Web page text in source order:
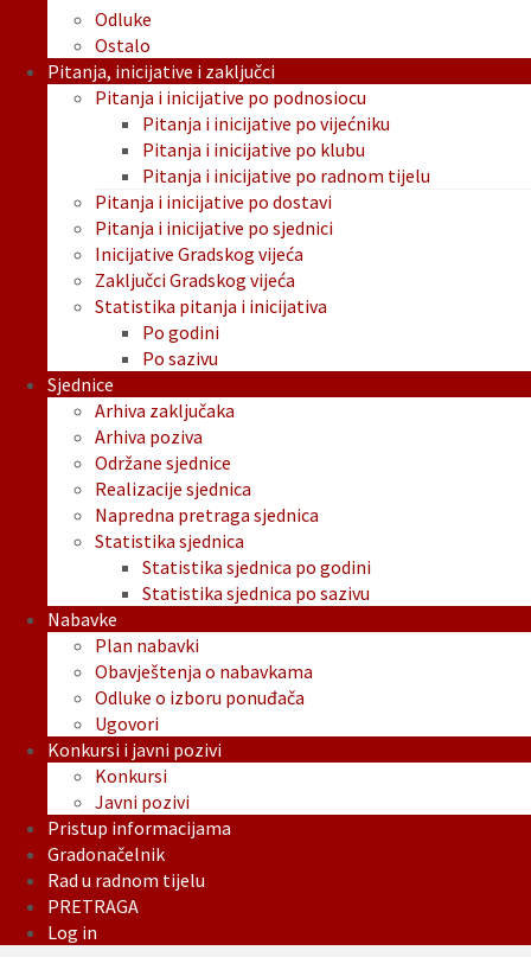
Odluke
Ostalo
Pitanja, inicijative i zaključci
Pitanja i inicijative po podnosiocu
Pitanja i inicijative po vijećniku
Pitanja i inicijative po klubu
Pitanja i inicijative po radnom tijelu
Pitanja i inicijative po dostavi
Pitanja i inicijative po sjednici
Inicijative Gradskog vijeća
Zaključci Gradskog vijeća
Statistika pitanja i inicijativa
Po godini
Po sazivu
Sjednice
Arhiva zaključaka
Arhiva poziva
Održane sjednice
Realizacije sjednica
Napredna pretraga sjednica
Statistika sjednica
Statistika sjednica po godini
Statistika sjednica po sazivu
Nabavke
Plan nabavki
Obavještenja o nabavkama
Odluke o izboru ponuđača
Ugovori
Konkursi i javni pozivi
Konkursi
Javni pozivi
Pristup informacijama
Gradonačelnik
Rad u radnom tijelu
PRETRAGA
Log in